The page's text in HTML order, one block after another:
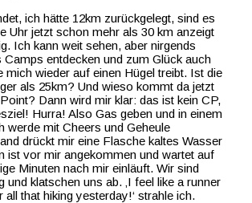
ich hätte 12km zurückgelegt, sind es
Uhr jetzt schon mehr als 30 km anzeigt
Ich kann weit sehen, aber nirgends
Camps entdecken und zum Glück auch
mich wieder auf einen Hügel treibt. Ist die
als 25km? Und wieso kommt da jetzt
Dann wird mir klar: das ist kein CP,
Hurra! Also Gas geben und in einem
werde mit Cheers und Geheule
drückt mir eine Flasche kaltes Wasser
ist vor mir angekommen und wartet auf
Minuten nach mir einläuft. Wir sind
und klatschen uns ab. ‚I feel like a runner
all that hiking yesterday!‘ strahle ich.